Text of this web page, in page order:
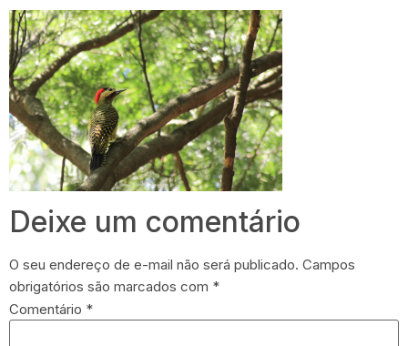
Deixe um comentário
O seu endereço de e-mail não será publicado. Campos
obrigatórios são marcados com *
Comentário *